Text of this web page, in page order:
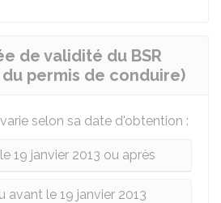
de validité du BSR
permis de conduire)
varie selon sa date d'obtention :
19 janvier 2013 ou après
avant le 19 janvier 2013